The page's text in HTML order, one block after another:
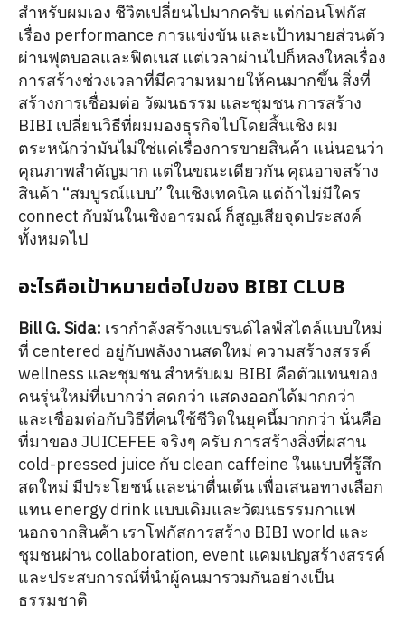
สำหรับผมเอง ชีวิตเปลี่ยนไปมากครับ แต่ก่อนโฟกัส
เรื่อง performance การแข่งขัน และเป้าหมายส่วนตัว
ผ่านฟุตบอลและฟิตเนส แต่เวลาผ่านไปก็หลงใหลเรื่อง
การสร้างช่วงเวลาที่มีความหมายให้คนมากขึ้น สิ่งที่
สร้างการเชื่อมต่อ วัฒนธรรม และชุมชน การสร้าง
BIBI เปลี่ยนวิธีที่ผมมองธุรกิจไปโดยสิ้นเชิง ผม
ตระหนักว่ามันไม่ใช่แค่เรื่องการขายสินค้า แน่นอนว่า
คุณภาพสำคัญมาก แต่ในขณะเดียวกัน คุณอาจสร้าง
สินค้า “สมบูรณ์แบบ” ในเชิงเทคนิค แต่ถ้าไม่มีใคร
connect กับมันในเชิงอารมณ์ ก็สูญเสียจุดประสงค์
ทั้งหมดไป
อะไรคือเป้าหมายต่อไปของ BIBI CLUB
Bill G. Sida: เรากำลังสร้างแบรนด์ไลฟ์สไตล์แบบใหม่
ที่ centered อยู่กับพลังงานสดใหม่ ความสร้างสรรค์
wellness และชุมชน สำหรับผม BIBI คือตัวแทนของ
คนรุ่นใหม่ที่เบากว่า สดกว่า แสดงออกได้มากกว่า
และเชื่อมต่อกับวิธีที่คนใช้ชีวิตในยุคนี้มากกว่า นั่นคือ
ที่มาของ JUICEFEE จริงๆ ครับ การสร้างสิ่งที่ผสาน
cold-pressed juice กับ clean caffeine ในแบบที่รู้สึก
สดใหม่ มีประโยชน์ และน่าตื่นเต้น เพื่อเสนอทางเลือก
แทน energy drink แบบเดิมและวัฒนธรรมกาแฟ
นอกจากสินค้า เราโฟกัสการสร้าง BIBI world และ
ชุมชนผ่าน collaboration, event แคมเปญสร้างสรรค์
และประสบการณ์ที่นำผู้คนมารวมกันอย่างเป็น
ธรรมชาติ